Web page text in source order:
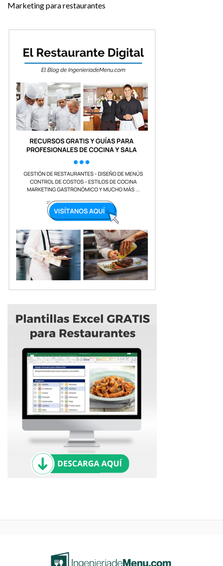
Marketing para restaurantes